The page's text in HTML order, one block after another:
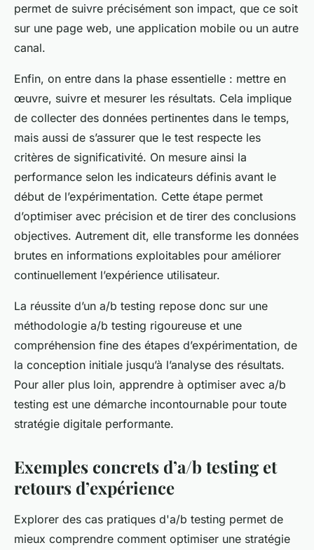
permet de suivre précisément son impact, que ce soit
sur une page web, une application mobile ou un autre
canal.
Enfin, on entre dans la phase essentielle : mettre en
œuvre, suivre et mesurer les résultats. Cela implique
de collecter des données pertinentes dans le temps,
mais aussi de s’assurer que le test respecte les
critères de significativité. On mesure ainsi la
performance selon les indicateurs définis avant le
début de l’expérimentation. Cette étape permet
d’optimiser avec précision et de tirer des conclusions
objectives. Autrement dit, elle transforme les données
brutes en informations exploitables pour améliorer
continuellement l’expérience utilisateur.
La réussite d’un a/b testing repose donc sur une
méthodologie a/b testing rigoureuse et une
compréhension fine des étapes d’expérimentation, de
la conception initiale jusqu’à l’analyse des résultats.
Pour aller plus loin, apprendre à optimiser avec a/b
testing est une démarche incontournable pour toute
stratégie digitale performante.
Exemples concrets d’a/b testing et
retours d’expérience
Explorer des cas pratiques d'a/b testing permet de
mieux comprendre comment optimiser une stratégie